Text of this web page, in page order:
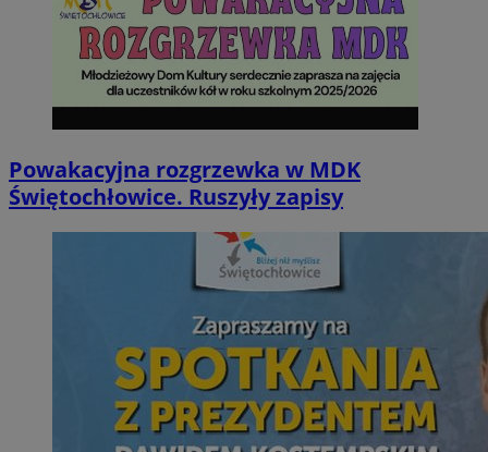
Powakacyjna rozgrzewka w MDK
Świętochłowice. Ruszyły zapisy